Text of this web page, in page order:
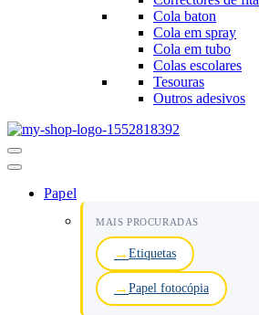
Cola baton
Cola em spray
Cola em tubo
Colas escolares
Tesouras
Outros adesivos
Menu
de
Papel
MAIS PROCURADAS
Etiquetas
Papel fotocópia